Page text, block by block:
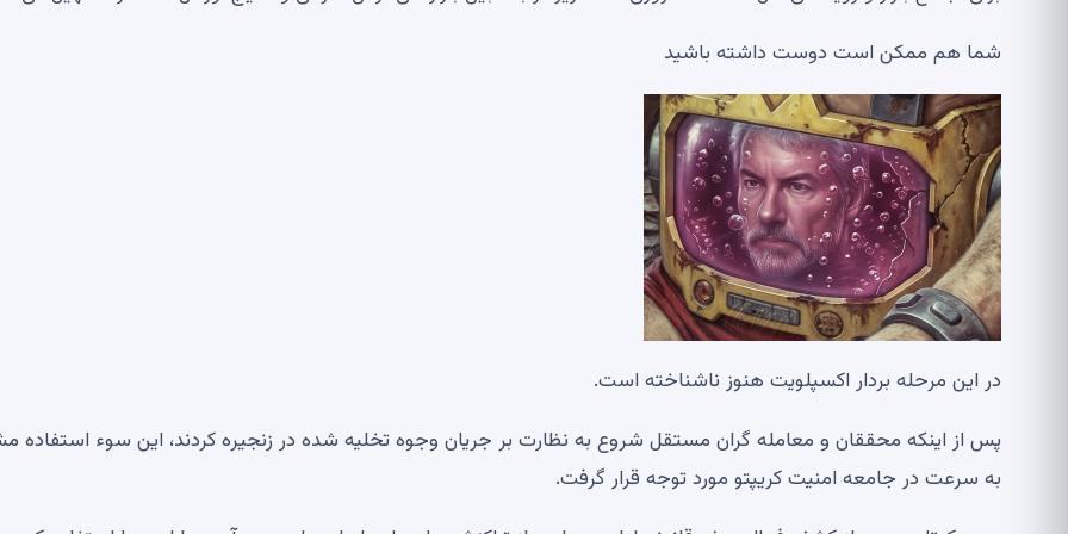
شما هم ممکن است دوست داشته باشید
در این مرحله بردار اکسپلویت هنوز ناشناخته است.
پس از اینکه محققان و معامله گران مستقل شروع به نظارت بر جریان وجوه تخلیه شده در زنجیره کردند، این سوء استفاده
به سرعت در جامعه امنیت کریپتو مورد توجه قرار گرفت.